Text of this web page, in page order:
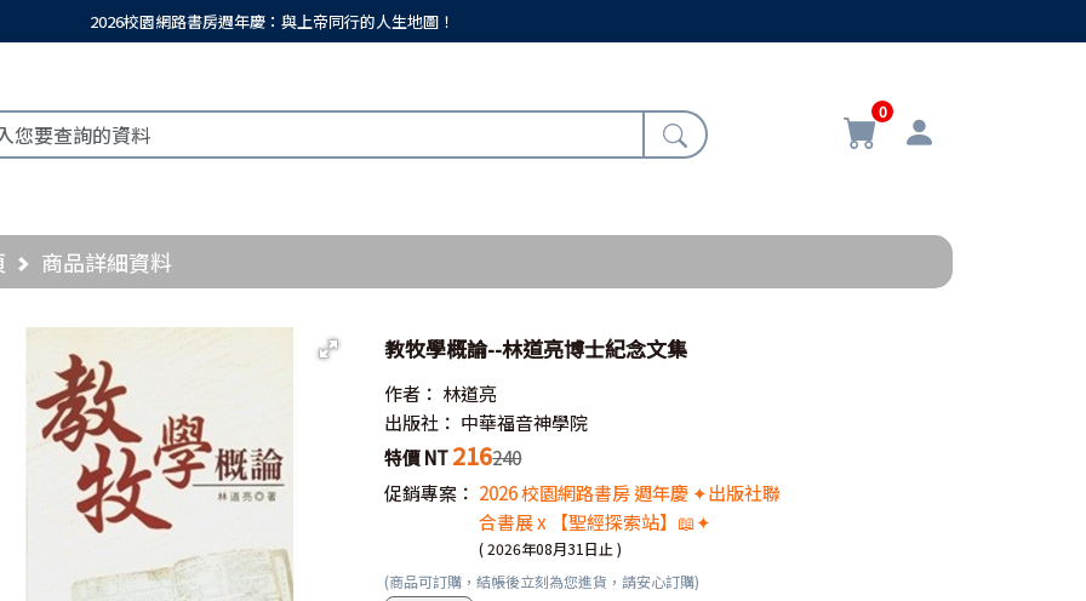
2026校園網路書房週年慶：與上帝同行的人生地圖！
0
商品詳細資料
教牧學概論--林道亮博士紀念文集
作者： 林道亮
出版社： 中華福音神學院
特價 NT216240
促銷專案： 2026 校園網路書房 週年慶 ✦出版社聯
合書展 x 【聖經探索站】📖✦
( 2026年08月31日止 )
(商品可訂購，結帳後立刻為您進貨，請安心訂購)